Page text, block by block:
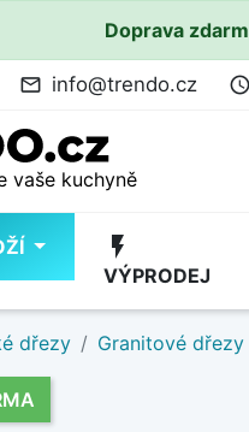
Doprava
mail_outline info@trendo.cz access_time
vaše kuchyně
flash_on
VÝPRODEJ
dřezy Granitové dřezy